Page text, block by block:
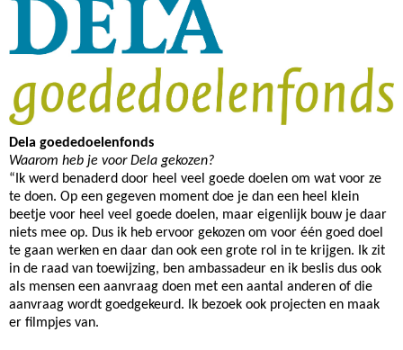
Dela goededoelenfonds
Waarom heb je voor Dela gekozen?
“Ik werd benaderd door heel veel goede doelen om wat voor ze
te doen. Op een gegeven moment doe je dan een heel klein
beetje voor heel veel goede doelen, maar eigenlijk bouw je daar
niets mee op. Dus ik heb ervoor gekozen om voor één goed doel
te gaan werken en daar dan ook een grote rol in te krijgen. Ik zit
in de raad van toewijzing, ben ambassadeur en ik beslis dus ook
als mensen een aanvraag doen met een aantal anderen of die
aanvraag wordt goedgekeurd. Ik bezoek ook projecten en maak
er filmpjes van.